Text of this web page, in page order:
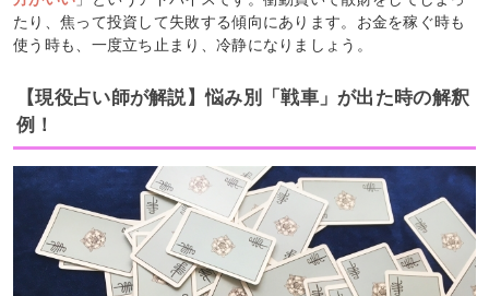
たり、焦って投資して失敗する傾向にあります。お金を稼ぐ時も
使う時も、一度立ち止まり、冷静になりましょう。
【現役占い師が解説】悩み別「戦車」が出た時の解釈
例！